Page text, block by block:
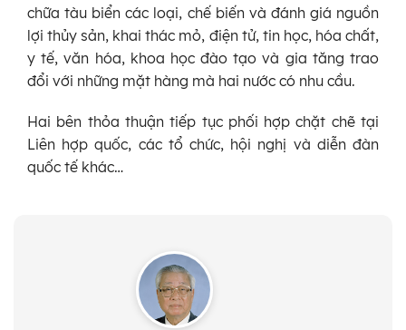
chữa tàu biển các loại, chế biến và đánh giá nguồn
lợi thủy sản, khai thác mỏ, điện tử, tin học, hóa chất,
y tế, văn hóa, khoa học đào tạo và gia tăng trao
đổi với những mặt hàng mà hai nước có nhu cầu.
Hai bên thỏa thuận tiếp tục phối hợp chặt chẽ tại
Liên hợp quốc, các tổ chức, hội nghị và diễn đàn
quốc tế khác…